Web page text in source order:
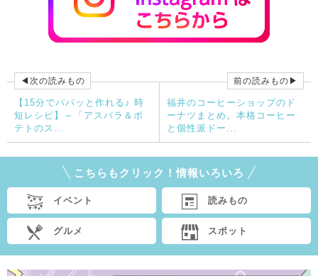
◀次の読みもの
【15分でパパッと作れる♪ 時
短レシピ】～「アスパラ＆ポ
テトのス...
前の読みもの▶
福井のコーヒーショップのド
ーナツまとめ。本格コーヒー
と個性派ドー...
こちらもクリック！情報いろいろ
イベント 読みもの
グルメ スポット